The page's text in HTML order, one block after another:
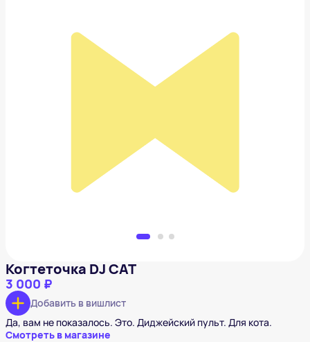
Добавить в вишлист
Когтеточка DJ CAT
3 000 ₽
Добавить в вишлист
Да, вам не показалось. Это. Диджейский пульт. Для кота.
Смотреть в магазине